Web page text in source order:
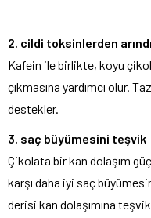
2. cildi toksinlerden
Kafein ile birlikte, koyu
çıkmasına yardımcı olur.
destekler.
3. saç büyümesini teşvik
Çikolata bir kan dolaşım
karşı daha iyi saç
derisi kan dolaşımına